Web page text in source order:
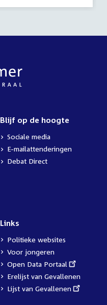
Blijf op de hoogte
Sociale media
E-mailattenderingen
Debat Direct
Links
Politieke websites
Voor jongeren
External
link:
Open Data Portaal
Erelijst van Gevallenen
External
Lijst van Gevallenen